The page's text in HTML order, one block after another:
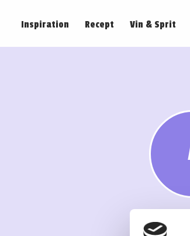
Inspiration Recept Vin & Sprit